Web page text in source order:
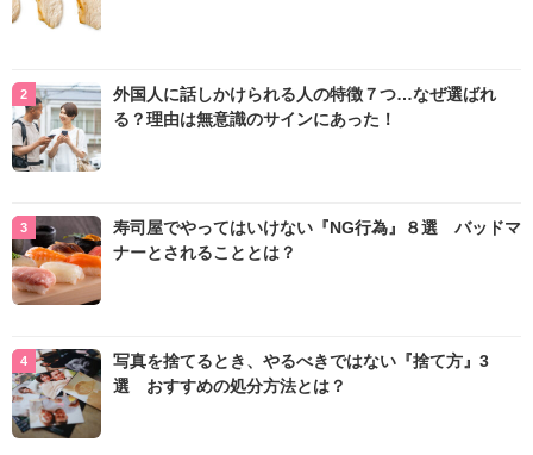
外国人に話しかけられる人の特徴７つ…なぜ選ばれ
る？理由は無意識のサインにあった！
寿司屋でやってはいけない『NG行為』８選 バッドマ
ナーとされることとは？
写真を捨てるとき、やるべきではない『捨て方』3
選 おすすめの処分方法とは？